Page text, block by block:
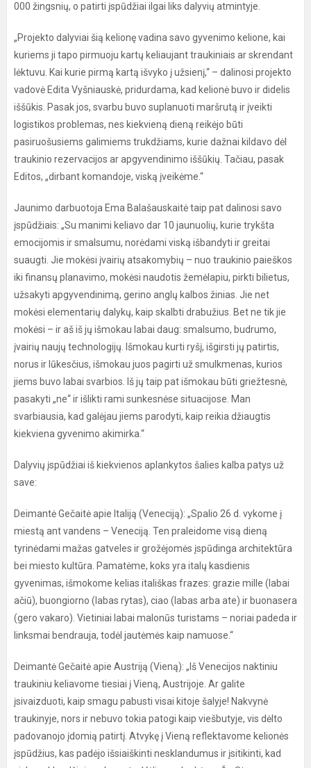
000 žingsnių, o patirti įspūdžiai ilgai liks dalyvių atmintyje.
„Projekto dalyviai šią kelionę vadina savo gyvenimo kelione, kai
kuriems ji tapo pirmuoju kartų keliaujant traukiniais ar skrendant
lėktuvu. Kai kurie pirmą kartą išvyko į užsienį,“ – dalinosi projekto
vadovė Edita Vyšniauskė, pridurdama, kad kelionė buvo ir didelis
iššūkis. Pasak jos, svarbu buvo suplanuoti maršrutą ir įveikti
logistikos problemas, nes kiekvieną dieną reikėjo būti
pasiruošusiems galimiems trukdžiams, kurie dažnai kildavo dėl
traukinio rezervacijos ar apgyvendinimo iššūkių. Tačiau, pasak
Editos, „dirbant komandoje, viską įveikėme.“
Jaunimo darbuotoja Ema Balašauskaitė taip pat dalinosi savo
įspūdžiais: „Su manimi keliavo dar 10 jaunuolių, kurie trykšta
emocijomis ir smalsumu, norėdami viską išbandyti ir greitai
suaugti. Jie mokėsi įvairių atsakomybių – nuo traukinio paieškos
iki finansų planavimo, mokėsi naudotis žemėlapiu, pirkti bilietus,
užsakyti apgyvendinimą, gerino anglų kalbos žinias. Jie net
mokėsi elementarių dalykų, kaip skalbti drabužius. Bet ne tik jie
mokėsi – ir aš iš jų išmokau labai daug: smalsumo, budrumo,
įvairių naujų technologijų. Išmokau kurti ryšį, išgirsti jų patirtis,
norus ir lūkesčius, išmokau juos pagirti už smulkmenas, kurios
jiems buvo labai svarbios. Iš jų taip pat išmokau būti griežtesnė,
pasakyti „ne“ ir išlikti rami sunkesnėse situacijose. Man
svarbiausia, kad galėjau jiems parodyti, kaip reikia džiaugtis
kiekviena gyvenimo akimirka.“
Dalyvių įspūdžiai iš kiekvienos aplankytos šalies kalba patys už
save:
Deimantė Gečaitė apie Italiją (Veneciją): „Spalio 26 d. vykome į
miestą ant vandens – Veneciją. Ten praleidome visą dieną
tyrinėdami mažas gatveles ir grožėjomės įspūdinga architektūra
bei miesto kultūra. Pamatėme, koks yra italų kasdienis
gyvenimas, išmokome kelias itališkas frazes: grazie mille (labai
ačiū), buongiorno (labas rytas), ciao (labas arba ate) ir buonasera
(gero vakaro). Vietiniai labai malonūs turistams – noriai padeda ir
linksmai bendrauja, todėl jautėmės kaip namuose.“
Deimantė Gečaitė apie Austriją (Vieną): „Iš Venecijos naktiniu
traukiniu keliavome tiesiai į Vieną, Austrijoje. Ar galite
įsivaizduoti, kaip smagu pabusti visai kitoje šalyje! Nakvynė
traukinyje, nors ir nebuvo tokia patogi kaip viešbutyje, vis dėlto
padovanojo įdomią patirtį. Atvykę į Vieną reflektavome kelionės
įspūdžius, kas padėjo išsiaiškinti nesklandumus ir įsitikinti, kad